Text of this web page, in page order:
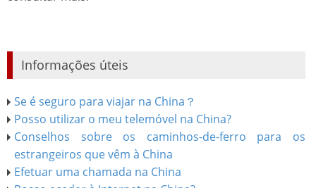
Informações úteis
Se é seguro para viajar na China？
Posso utilizar o meu telemóvel na China?
Conselhos sobre os caminhos-de-ferro para os
estrangeiros que vêm à China
Efetuar uma chamada na China